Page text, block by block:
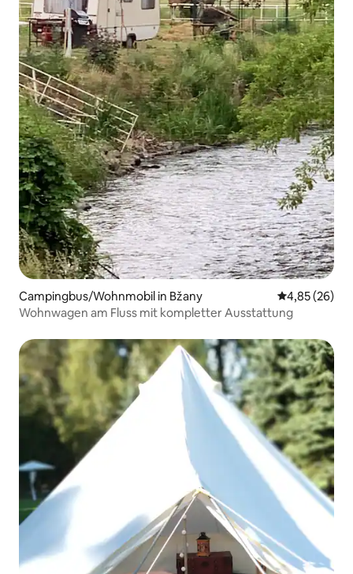
Campingbus/Wohnmobil in Bžany
4,85 (26)
Wohnwagen am Fluss mit kompletter Ausstattung